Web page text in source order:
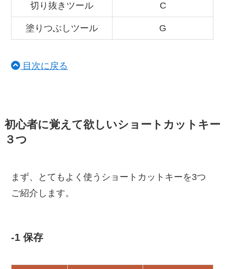
切り抜きツール C
塗りつぶしツール G
目次に戻る
初心者に覚えて欲しいショートカットキー
３つ
まず、とてもよく使うショートカットキーを3つ
ご紹介します。
-1 保存